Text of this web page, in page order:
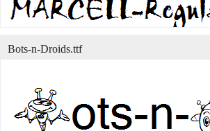
Bots-n-Droids.ttf